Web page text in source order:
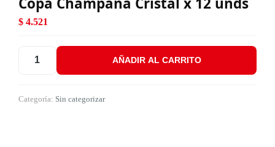
$4.521
Copa Champaña Cristal x 12 unds cantidad
AÑADIR AL CARRITO
Categoría: Sin categorizar